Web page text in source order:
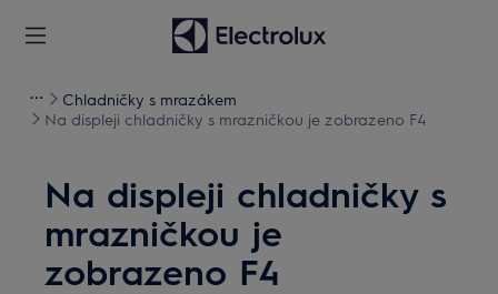
Chladničky s mrazákem
Na displeji chladničky s mrazničkou je zobrazeno F4
Na displeji chladničky s
mrazničkou je
zobrazeno F4